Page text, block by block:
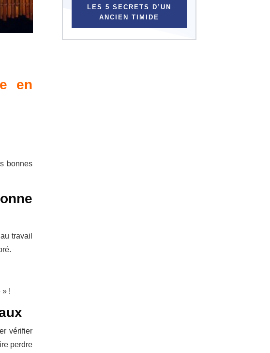
en
bonnes
travail
» !
vérifier
perdre
LES 5 SECRETS D’UN
ANCIEN TIMIDE